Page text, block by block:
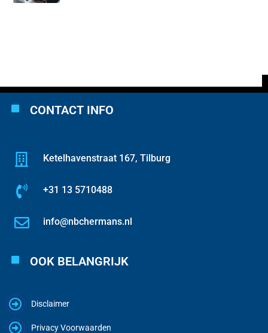
CONTACT INFO
Ketelhavenstraat 167, Tilburg
+31 13 5710488
info@nbchermans.nl
OOK BELANGRIJK
Disclaimer
Privacy Voorwaarden